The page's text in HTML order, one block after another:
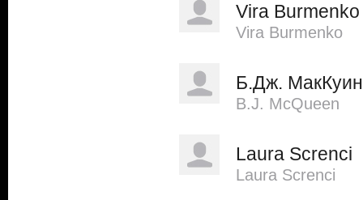
Vira Burmenko
Vira Burmenko
Б.Дж. МакКуин
B.J. McQueen
Laura Screnci
Laura Screnci